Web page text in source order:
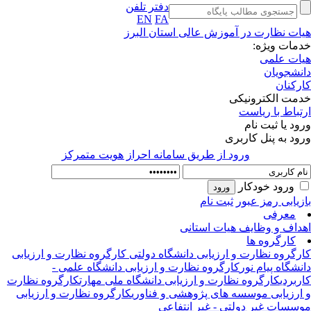
دفتر تلفن
EN FA
نظارت در آموزش عالی استان البرز
ویژه:
علمی
الکترونیکی
با ریاست
یا ثبت نام
به پنل کاربری
ورود از طريق سامانه احراز هويت متمركز
ورود خودکار
رمز عبور ثبت نام
معرفی
و وظایف هیات استانی
کارگروه ها
نظارت و ارزیابی دانشگاه دولتیکارگروه نظارت و ارزیابی
پیام نورکارگروه نظارت و ارزیابی دانشگاه علمی -
کارگروه نظارت و ارزیابی دانشگاه ملی مهارتکارگروه نظارت
موسسه های پژوهشی و فناوریکارگروه نظارت و ارزیابی
غیر دولتی - غیر انتفاعی